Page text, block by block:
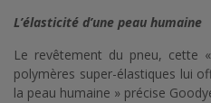
L’élasticité d’une peau humaine
Le revêtement du pneu, cette
polymères super-élastiques lui
la peau humaine » précise